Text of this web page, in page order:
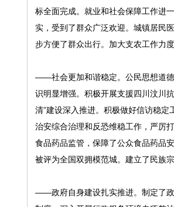
标全面完成。就业和社会保障工作进
实，受到了群众广泛欢迎。城镇居民
步方便了群众出行。加大支农工作力
——社会更加和谐稳定。公民思想道德
识明显增强。积极开展支援四川汶川
清”建设深入推进。积极做好信访稳
治安综合治理和反恐维稳工作，严厉
食品药品监管，保障了公众食品药品
被评为全国双拥模范城。建立了民族
——政府自身建设扎实推进。制定了政